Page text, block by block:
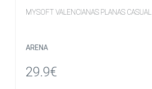
MYSOFT VALENCIANAS PLANAS CASUAL
ARENA
29.9€